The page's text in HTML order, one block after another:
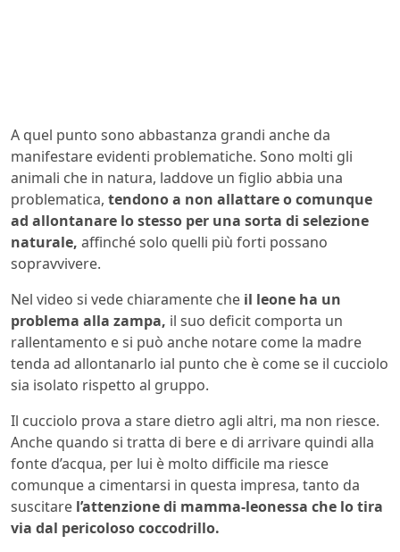
A quel punto sono abbastanza grandi anche da
manifestare evidenti problematiche. Sono molti gli
animali che in natura, laddove un figlio abbia una
problematica, tendono a non allattare o comunque
ad allontanare lo stesso per una sorta di selezione
naturale, affinché solo quelli più forti possano
sopravvivere.
Nel video si vede chiaramente che il leone ha un
problema alla zampa, il suo deficit comporta un
rallentamento e si può anche notare come la madre
tenda ad allontanarlo ial punto che è come se il cucciolo
sia isolato rispetto al gruppo.
Il cucciolo prova a stare dietro agli altri, ma non riesce.
Anche quando si tratta di bere e di arrivare quindi alla
fonte d’acqua, per lui è molto difficile ma riesce
comunque a cimentarsi in questa impresa, tanto da
suscitare l’attenzione di mamma-leonessa che lo tira
via dal pericoloso coccodrillo.